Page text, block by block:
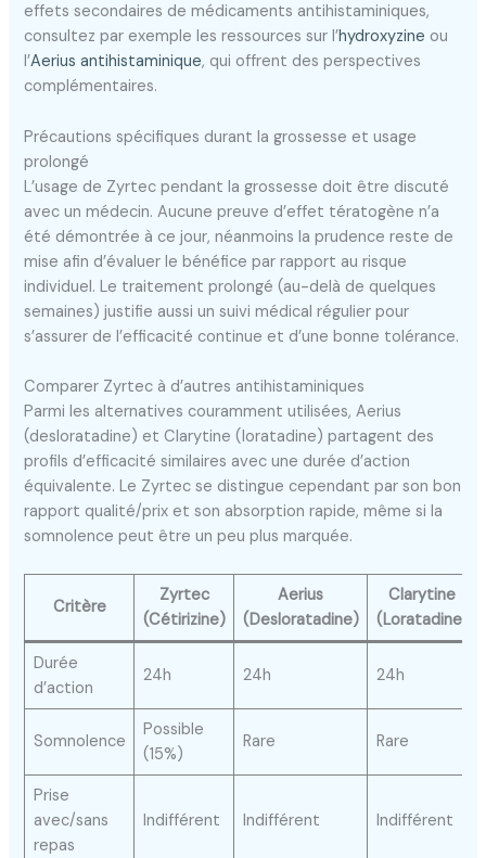
effets secondaires de médicaments antihistaminiques,
consultez par exemple les ressources sur l’hydroxyzine ou
l’Aerius antihistaminique, qui offrent des perspectives
complémentaires.
Précautions spécifiques durant la grossesse et usage
prolongé
L’usage de Zyrtec pendant la grossesse doit être discuté
avec un médecin. Aucune preuve d’effet tératogène n’a
été démontrée à ce jour, néanmoins la prudence reste de
mise afin d’évaluer le bénéfice par rapport au risque
individuel. Le traitement prolongé (au-delà de quelques
semaines) justifie aussi un suivi médical régulier pour
s’assurer de l’efficacité continue et d’une bonne tolérance.
Comparer Zyrtec à d’autres antihistaminiques
Parmi les alternatives couramment utilisées, Aerius
(desloratadine) et Clarytine (loratadine) partagent des
profils d’efficacité similaires avec une durée d’action
équivalente. Le Zyrtec se distingue cependant par son bon
rapport qualité/prix et son absorption rapide, même si la
somnolence peut être un peu plus marquée.
Critère
Zyrtec
(Cétirizine)
Aerius
(Desloratadine)
Clarytine
(Loratadine)
Durée
d’action
24h 24h 24h
Somnolence
Possible
(15%)
Rare Rare
Prise
avec/sans
repas
Indifférent Indifférent Indifférent